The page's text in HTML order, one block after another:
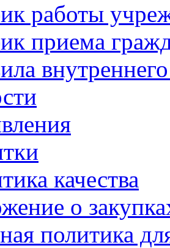
работы
приема
качества
о
политика